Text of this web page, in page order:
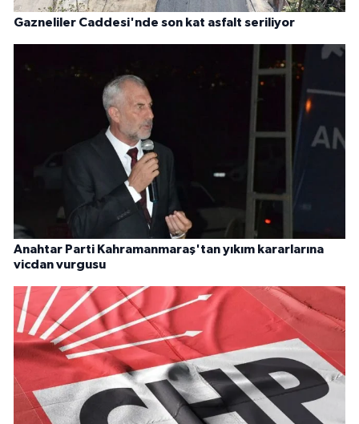
Gazneliler Caddesi'nde son kat asfalt seriliyor
Anahtar Parti Kahramanmaraş'tan yıkım kararlarına
vicdan vurgusu